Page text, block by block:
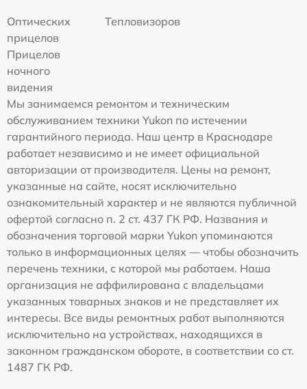
Оптических
прицелов
Тепловизоров
Прицелов
ночного
видения
Мы занимаемся ремонтом и техническим
обслуживанием техники Yukon по истечении
гарантийного периода. Наш центр в Краснодаре
работает независимо и не имеет официальной
авторизации от производителя. Цены на ремонт,
указанные на сайте, носят исключительно
ознакомительный характер и не являются публичной
офертой согласно п. 2 ст. 437 ГК РФ. Названия и
обозначения торговой марки Yukon упоминаются
только в информационных целях — чтобы обозначить
перечень техники, с которой мы работаем. Наша
организация не аффилирована с владельцами
указанных товарных знаков и не представляет их
интересы. Все виды ремонтных работ выполняются
исключительно на устройствах, находящихся в
законном гражданском обороте, в соответствии со ст.
1487 ГК РФ.